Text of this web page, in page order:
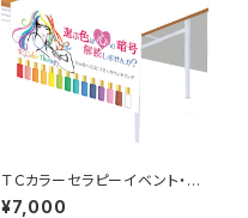
ＴＣカラーセラピーイベント・セッ
ション用テーブルクロス
¥7,000